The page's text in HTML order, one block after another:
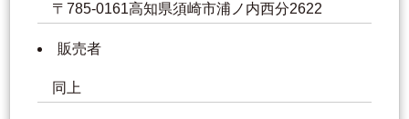
〒785-0161高知県須崎市浦ノ内西分2622
販売者
同上